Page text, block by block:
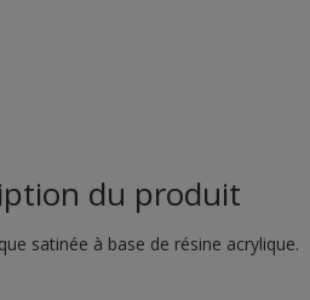
du produit
satinée à base de résine acrylique.